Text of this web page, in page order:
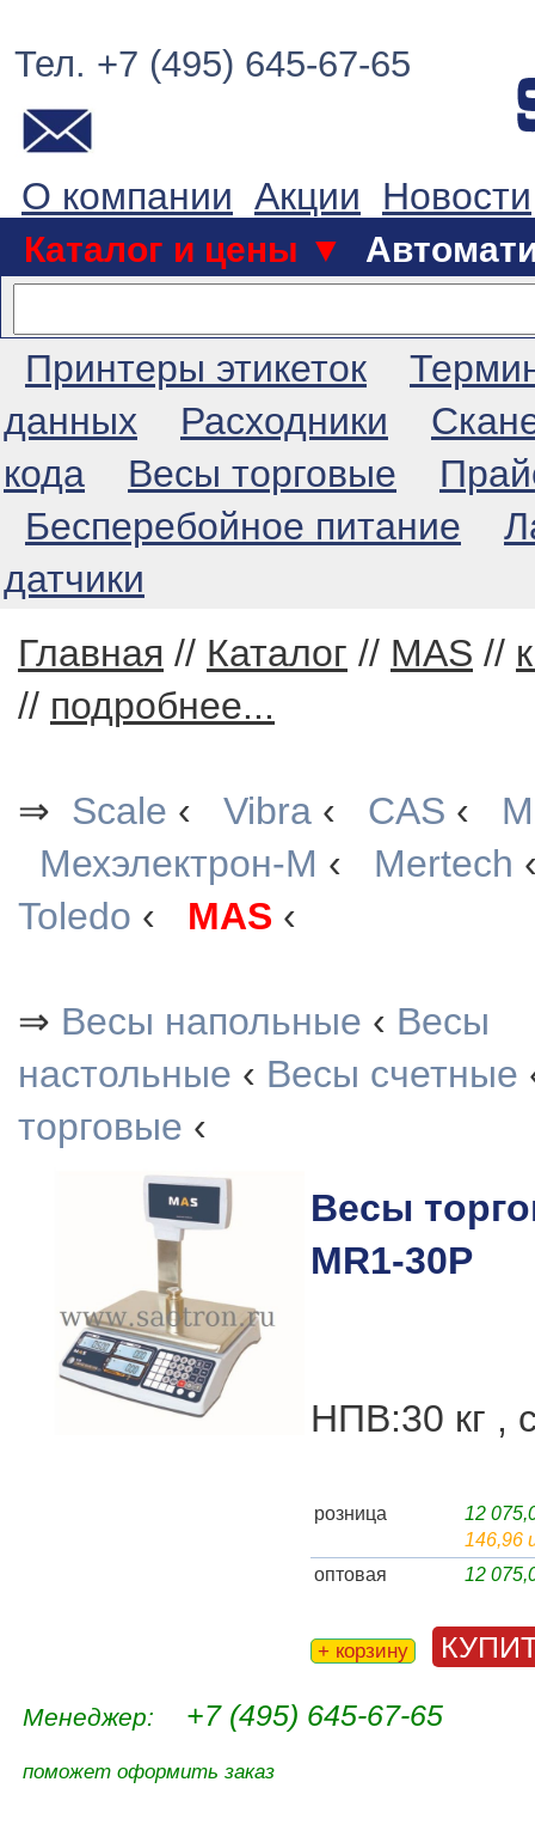
Тел. +7 (495) 645-67-65
О компании Акции Новости
Каталог и цены ▼
Принтеры этикеток
данных
Расходники
кода
Весы торговые
Бесперебойное питание
датчики
Главная // Каталог // MAS //
// подробнее...
⇒ Scale ‹ Vibra ‹ CAS ‹
Мехэлектрон-М ‹ Mertech
Toledo ‹ MAS ‹
⇒ Весы напольные ‹ Весы
настольные ‹ Весы счетные
торговые ‹
Весы
MR1-30P
НПВ:30 кг ,
розница
12
146,96
оптовая
12
+ корзину
Менеджер: +7 (495) 645-67-65
поможет оформить заказ